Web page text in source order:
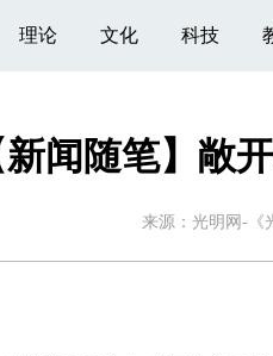
理论 文化 科技
新闻随笔】敞
来源： 光明网-《